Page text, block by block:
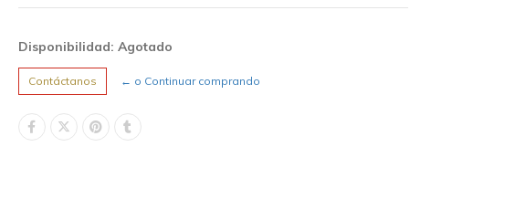
Disponibilidad: Agotado
Contáctanos ← o Continuar comprando